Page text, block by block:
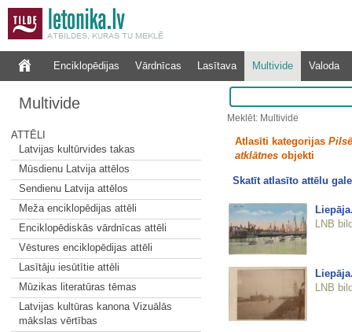
Enciklopēdijas Vārdnīcas Lasītava Multivide Valoda
Multivide
ATTĒLI
Latvijas kultūrvides takas
Mūsdienu Latvija attēlos
Sendienu Latvija attēlos
Meža enciklopēdijas attēli
Enciklopēdiskās vārdnīcas attēli
Vēstures enciklopēdijas attēli
Lasītāju iesūtītie attēli
Mūzikas literatūras tēmas
Latvijas kultūras kanona Vizuālās
mākslas vērtības
Meklēt: Multivide
Atlasīti kategorijas
atklātnesobjekti
Skatīt atlasīto attēlu
LNB
LNB